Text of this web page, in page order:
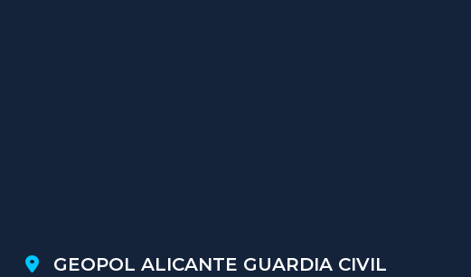
GEOPOL ALICANTE GUARDIA CIVIL